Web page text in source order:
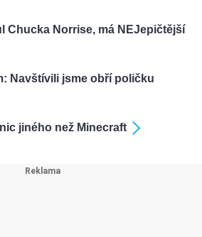
Chucka Norrise, má NEJepičtější
Navštívili jsme obří poličku
jiného než Minecraft